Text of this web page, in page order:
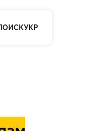
НА TWITTER
УКР